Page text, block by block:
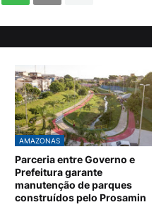
AMAZONAS
Parceria entre Governo e
Prefeitura garante
manutenção de parques
construídos pelo Prosamin